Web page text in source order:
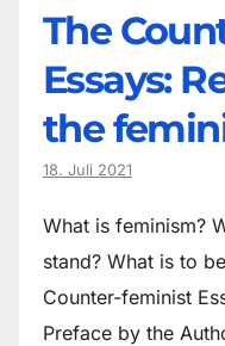
The
Essays:
the
18. Juli 2021
What is feminism?
stand? What is to
Counter-feminist
Preface by the